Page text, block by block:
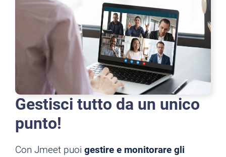
Gestisci tutto da un unico
punto!
Con Jmeet puoi gestire e monitorare gli